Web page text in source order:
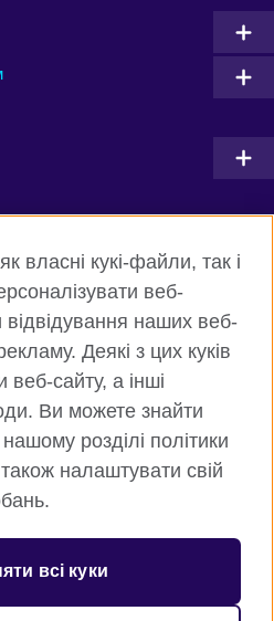
Twitter
Flickr
YouTube
власні кукі-файли, так і
веб-
відвідування наших веб-
Деякі з цих куків
веб-сайту, а інші
Ви можете знайти
розділі політики
налаштувати свій
всі куки